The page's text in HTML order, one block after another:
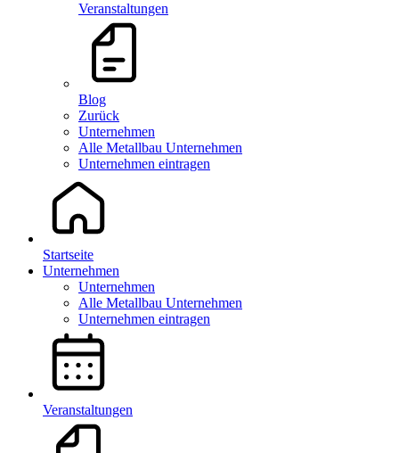
Veranstaltungen
Blog
Zurück
Unternehmen
Alle Metallbau Unternehmen
Unternehmen eintragen
Startseite
Unternehmen
Unternehmen
Alle Metallbau Unternehmen
Unternehmen eintragen
Veranstaltungen